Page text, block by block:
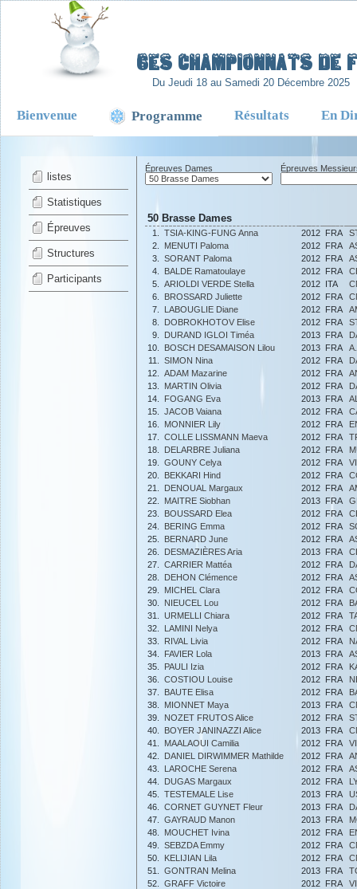
6es Championnats de
Du Jeudi 18 au Samedi 20 Décembre 2025
Bienvenue Programme Résultats En
listes
Statistiques
Épreuves
Structures
Participants
Épreuves Dames Épreuves
50 Brasse Dames
1. TSIA-KING-FUNG Anna 2012 FRA
2.
MENUTI Paloma 2012 FRA
3.
SORANT Paloma 2012 FRA
4.
BALDE Ramatoulaye 2012 FRA
5.
ARIOLDI VERDE Stella 2012 ITA
6.
BROSSARD Juliette 2012 FRA
7.
LABOUGLIE Diane 2012 FRA
8.
DOBROKHOTOV Elise 2012 FRA
9.
DURAND IGLOI Timéa 2013 FRA
10.
BOSCH DESAMAISON Lilou 2013 FRA
11.
SIMON Nina 2012 FRA
12.
ADAM Mazarine 2012 FRA
13.
MARTIN Olivia 2012 FRA
14.
FOGANG Eva 2013 FRA
15.
JACOB Vaiana 2012 FRA
16.
MONNIER Lily 2012 FRA
17.
COLLE LISSMANN Maeva 2012 FRA
18.
DELARBRE Juliana 2012 FRA
19.
GOUNY Celya 2012 FRA
20.
BEKKARI Hind 2012 FRA
21.
DENOUAL Margaux 2012 FRA
22.
MAITRE Siobhan 2013 FRA
23.
BOUSSARD Elea 2012 FRA
24.
BERING Emma 2012 FRA
25.
BERNARD June 2012 FRA
26.
DESMAZIÈRES Aria 2013 FRA
27.
CARRIER Mattéa 2012 FRA
28.
DEHON Clémence 2012 FRA
29.
MICHEL Clara 2012 FRA
30.
NIEUCEL Lou 2012 FRA
31.
URMELLI Chiara 2012 FRA
32.
LAMINI Nelya 2012 FRA
33.
RIVAL Livia 2012 FRA
34.
FAVIER Lola 2013 FRA
35.
PAULI Izia 2012 FRA
36.
COSTIOU Louise 2012 FRA
37.
BAUTE Elisa 2012 FRA
38.
MIONNET Maya 2013 FRA
39.
NOZET FRUTOS Alice 2012 FRA
40.
BOYER JANINAZZI Alice 2013 FRA
41.
MAALAOUI Camilia 2012 FRA
42.
DANIEL DIRWIMMER Mathilde 2012 FRA
43.
LAROCHE Serena 2012 FRA
44.
DUGAS Margaux 2012 FRA
45.
TESTEMALE Lise 2013 FRA
46.
CORNET GUYNET Fleur 2013 FRA
47.
GAYRAUD Manon 2013 FRA
48.
MOUCHET Ivina 2012 FRA
49.
SEBZDA Emmy 2012 FRA
50.
KELIJIAN Lila 2012 FRA
51.
GONTRAN Melina 2013 FRA
52.
GRAFF Victoire 2012 FRA